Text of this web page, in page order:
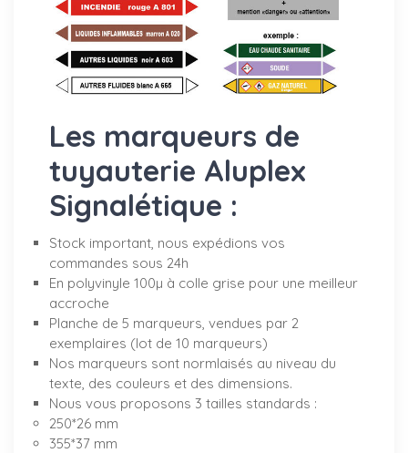
Les marqueurs de
tuyauterie Aluplex
Signalétique :
Stock important, nous expédions vos
commandes sous 24h
En polyvinyle 100µ à colle grise pour une meilleur
accroche
Planche de 5 marqueurs, vendues par 2
exemplaires (lot de 10 marqueurs)
Nos marqueurs sont normlaisés au niveau du
texte, des couleurs et des dimensions.
Nous vous proposons 3 tailles standards :
250*26 mm
355*37 mm